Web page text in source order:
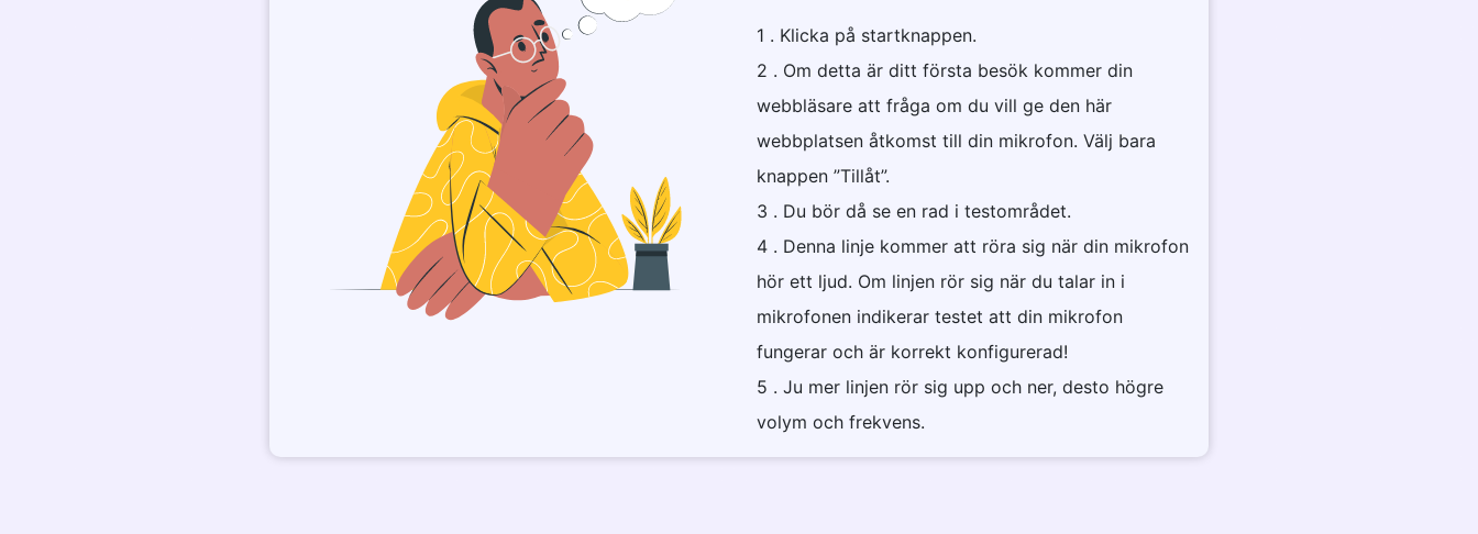
1 . Klicka på startknappen.
2 . Om detta är ditt första besök kommer din
webbläsare att fråga om du vill ge den här
webbplatsen åtkomst till din mikrofon. Välj bara
knappen ”Tillåt”.
3 . Du bör då se en rad i testområdet.
4 . Denna linje kommer att röra sig när din mikrofon
hör ett ljud. Om linjen rör sig när du talar in i
mikrofonen indikerar testet att din mikrofon
fungerar och är korrekt konfigurerad!
5 . Ju mer linjen rör sig upp och ner, desto högre
volym och frekvens.